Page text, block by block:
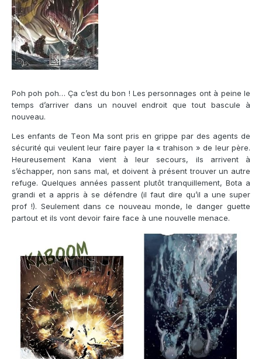
Poh poh poh… Ça c’est du bon ! Les personnages ont à peine le
temps d’arriver dans un nouvel endroit que tout bascule à
nouveau.
Les enfants de Teon Ma sont pris en grippe par des agents de
sécurité qui veulent leur faire payer la « trahison » de leur père.
Heureusement Kana vient à leur secours, ils arrivent à
s’échapper, non sans mal, et doivent à présent trouver un autre
refuge. Quelques années passent plutôt tranquillement, Bota a
grandi et a appris à se défendre (il faut dire qu’il a une super
prof !). Seulement dans ce nouveau monde, le danger guette
partout et ils vont devoir faire face à une nouvelle menace.